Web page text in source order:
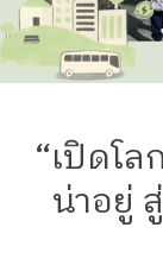
“เปิดโ
น่าอยู่